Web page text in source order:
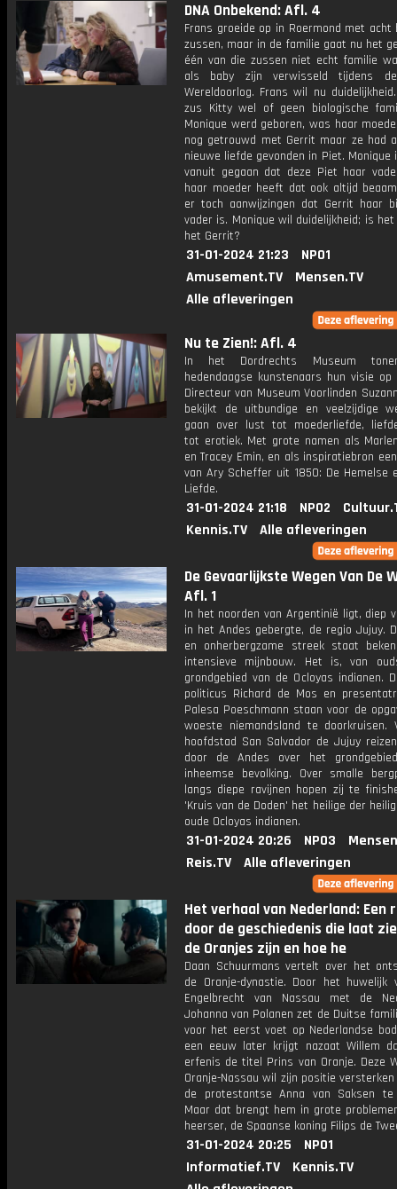
DNA Onbekend: Afl. 4
Frans groeide op in Roermond met acht
zussen, maar in de familie gaat nu het
één van die zussen niet echt familie
als baby zijn verwisseld tijdens de
Wereldoorlog. Frans wil nu
zus Kitty wel of geen biologische
Monique werd geboren, was haar
nog getrouwd met Gerrit maar ze had
nieuwe liefde gevonden in Piet.
vanuit gegaan dat deze Piet haar
haar moeder heeft dat ook altijd
er toch aanwijzingen dat Gerrit haar
vader is. Monique wil duidelijkheid; is
het Gerrit?
31-01-2024 21:23
NPO1
Amusement.TV
Mensen.TV
Alle afleveringen
Nu te Zien!: Afl. 4
In het Dordrechts Museum
hedendaagse kunstenaars hun visie
Directeur van Museum Voorlinden
bekijkt de uitbundige en veelzijdige
gaan over lust tot moederliefde,
tot erotiek. Met grote namen als
en Tracey Emin, en als inspiratiebron
van Ary Scheffer uit 1850: De Hemelse
Liefde.
31-01-2024 21:18 NPO2
Kennis.TV
Alle afleveringen
De Gevaarlijkste Wegen Van De
Afl. 1
In het noorden van Argentinië ligt, diep
in het Andes gebergte, de regio Jujuy.
en onherbergzame streek staat
intensieve mijnbouw. Het is, van
grondgebied van de Ocloyas indianen.
politicus Richard de Mos en
Palesa Poeschmann staan voor de
woeste niemandsland te doorkruisen.
hoofdstad San Salvador de Jujuy
door de Andes over het
inheemse bevolking. Over smalle
langs diepe ravijnen hopen zij te
'Kruis van de Doden' het heilige der
oude Ocloyas indianen.
31-01-2024 20:26 NPO3
Reis.TV
Alle afleveringen
Het verhaal van Nederland: Een
door de geschiedenis die laat
de Oranjes zijn en hoe he
Daan Schuurmans vertelt over het
de Oranje-dynastie. Door het huwelijk
Engelbrecht van Nassau met de
Johanna van Polanen zet de Duitse
voor het eerst voet op Nederlandse
een eeuw later krijgt nazaat Willem
erfenis de titel Prins van Oranje. Deze
Oranje-Nassau wil zijn positie
de protestantse Anna van Saksen te
Maar dat brengt hem in grote
heerser, de Spaanse koning Filips de
31-01-2024 20:25
NPO1
Informatief.TV
Kennis.TV